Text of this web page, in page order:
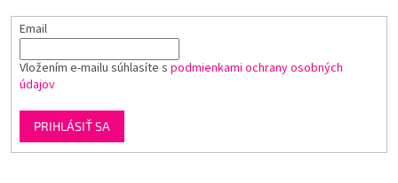
k
ý
Email
Vložením e-mailu súhlasíte s podmienkami ochrany osobných
údajov
PRIHLÁSIŤ SA